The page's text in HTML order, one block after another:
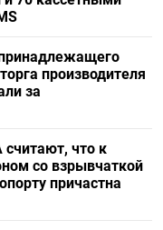
производителя
за
что к
со взрывчаткой
причастна